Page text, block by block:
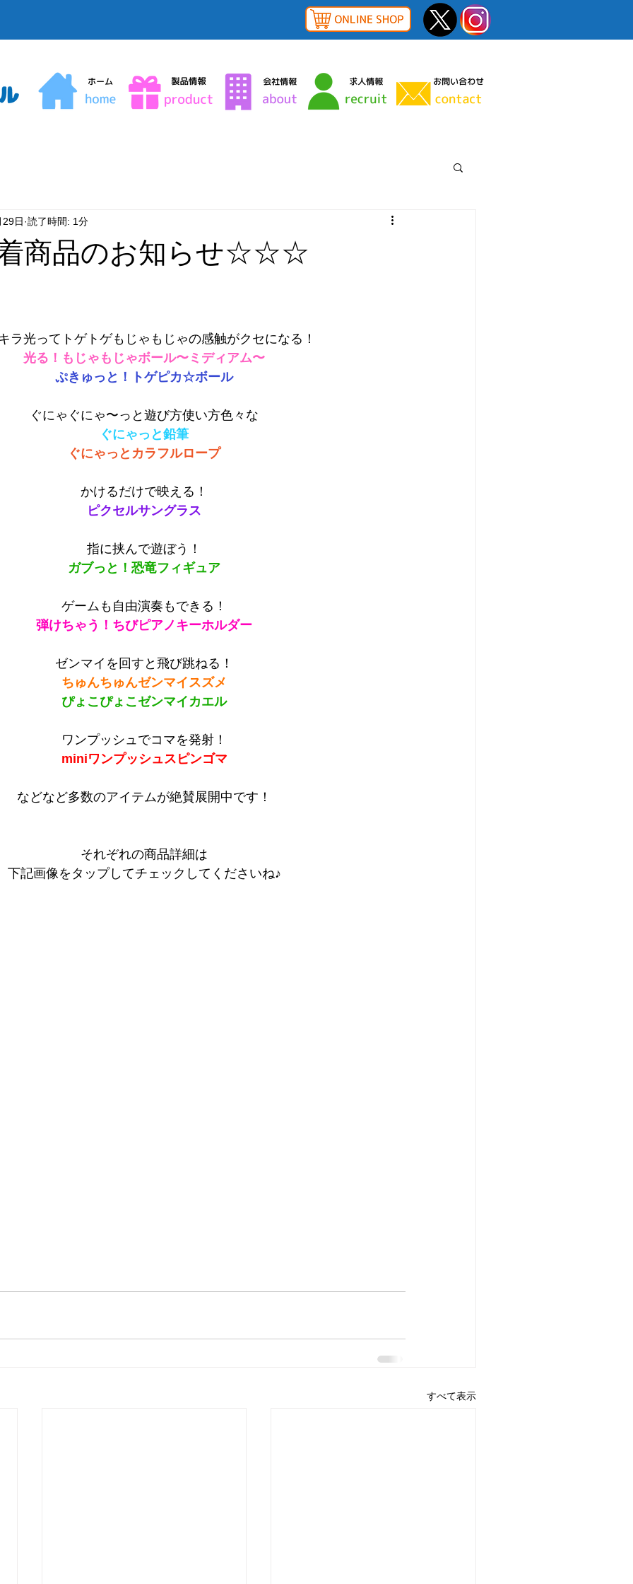
商品のお知らせ☆☆☆
日 読了時間: 1分
ラ光って トゲトゲもじゃもじゃの感触がクセになる！
光る！もじゃもじゃボール〜ミディアム〜
ぷきゅっと！トゲピカ☆ボール
ぐにゃぐにゃ〜っと遊び方使い方色々な
ぐにゃっと鉛筆
ぐにゃっとカラフルロープ
かけるだけで映える！
ピクセルサングラス
指に挟んで遊ぼう！
ガブっと！恐竜フィギュア
ゲームも自由演奏もできる！
弾けちゃう！ちびピアノキーホルダー
ゼンマイを回すと飛び跳ねる！
ちゅんちゅんゼンマイスズメ
ぴょこぴょこゼンマイカエル
ワンプッシュでコマを発射！
miniワンプッシュスピンゴマ
などなど多数のアイテムが絶賛展開中です！
それぞれの商品詳細は
下記画像をタップしてチェックしてくださいね♪
すべて表示